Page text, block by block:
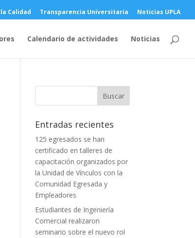
Calidad Transparencia Universitaria Noticias UPLA
Calendario de actividades Noticias
Entradas recientes
125 egresados se han
certificado en talleres de
capacitación organizados por
la Unidad de Vínculos con la
Comunidad Egresada y
Empleadores
Estudiantes de Ingeniería
Comercial realizaron
seminario sobre el nuevo rol